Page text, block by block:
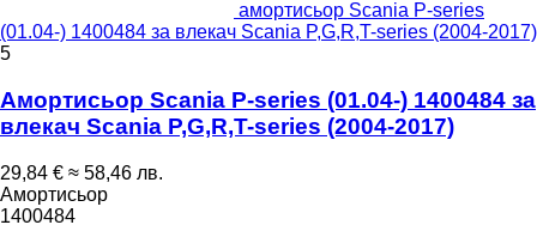
амортисьор Scania P-series
(01.04-) 1400484 за влекач Scania P,G,R,T-series (2004-2017)
5
Амортисьор Scania P-series (01.04-) 1400484 за
влекач Scania P,G,R,T-series (2004-2017)
29,84 € ≈ 58,46 лв.
Амортисьор
1400484